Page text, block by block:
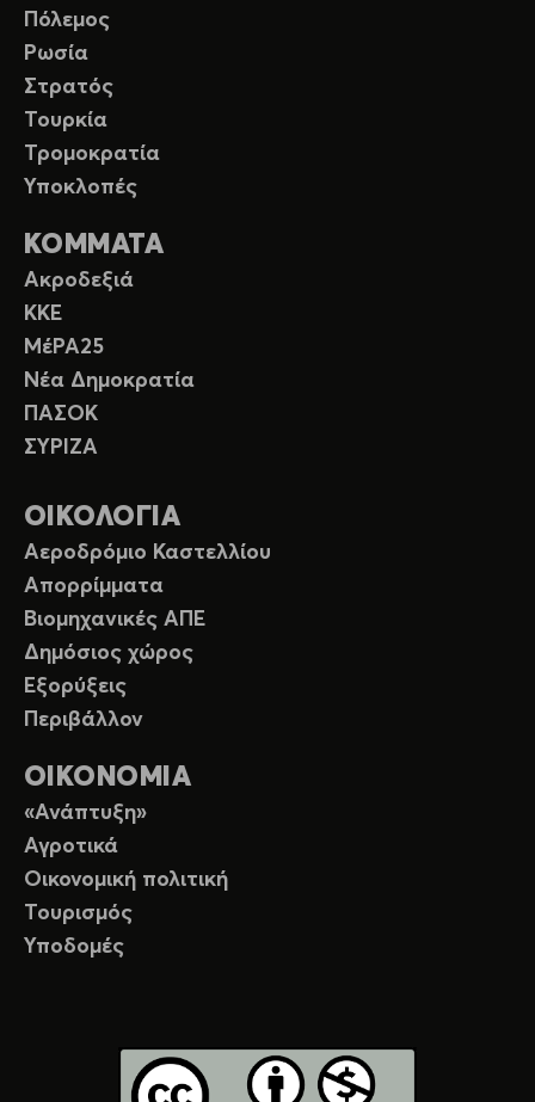
Πόλεμος
Ρωσία
Στρατός
Τουρκία
Τρομοκρατία
Υποκλοπές
ΚΟΜΜΑΤΑ
Ακροδεξιά
ΚΚΕ
ΜέΡΑ25
Νέα Δημοκρατία
ΠΑΣΟΚ
ΣΥΡΙΖΑ
ΟΙΚΟΛΟΓΙΑ
Αεροδρόμιο Καστελλίου
Απορρίμματα
Βιομηχανικές ΑΠΕ
Δημόσιος χώρος
Εξορύξεις
Περιβάλλον
ΟΙΚΟΝΟΜΙΑ
«Ανάπτυξη»
Αγροτικά
Οικονομική πολιτική
Τουρισμός
Υποδομές